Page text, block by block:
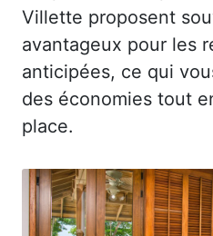
Villette proposent
avantageux pour les
anticipées, ce qui
des économies tout
place.